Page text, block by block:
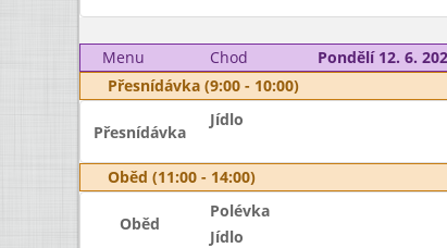
Menu
Chod Pondělí 12. 6.
Přesnídávka (9:00 - 10:00)
Přesnídávka
Jídlo
Oběd (11:00 - 14:00)
Oběd
Polévka
Jídlo